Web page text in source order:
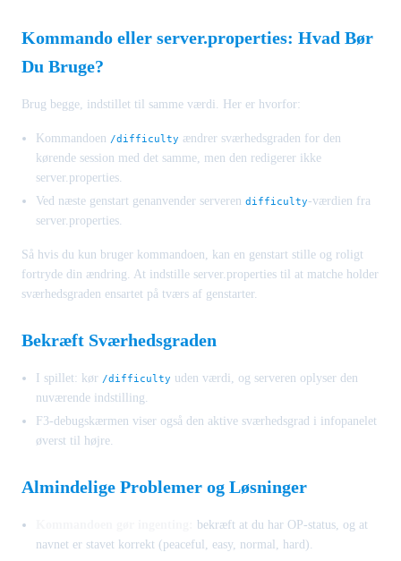
Kommando eller server.properties: Hvad Bør
Du Bruge?
Brug begge, indstillet til samme værdi. Her er hvorfor:
Kommandoen /difficulty ændrer sværhedsgraden for den
kørende session med det samme, men den redigerer ikke
server.properties.
Ved næste genstart genanvender serveren difficulty-værdien fra
server.properties.
Så hvis du kun bruger kommandoen, kan en genstart stille og roligt
fortryde din ændring. At indstille server.properties til at matche holder
sværhedsgraden ensartet på tværs af genstarter.
Bekræft Sværhedsgraden
I spillet: kør /difficulty uden værdi, og serveren oplyser den
nuværende indstilling.
F3-debugskærmen viser også den aktive sværhedsgrad i infopanelet
øverst til højre.
Almindelige Problemer og Løsninger
bekræft at du har OP-status, og at
navnet er stavet korrekt (peaceful, easy, normal, hard).